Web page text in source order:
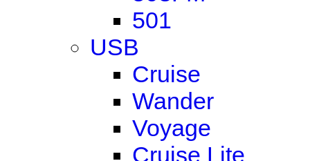
501
USB
Cruise
Wander
Voyage
Cruise Lite